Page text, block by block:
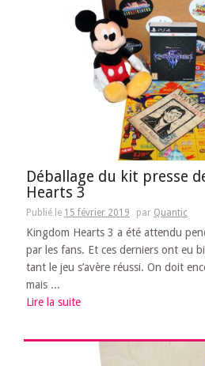
Déballage du kit presse
Hearts 3
Publié le 15 février 2019 par Quantic
Kingdom Hearts 3 a été attendu
par les fans. Et ces derniers ont eu
tant le jeu s’avère réussi. On doit
mais ...
Lire la suite